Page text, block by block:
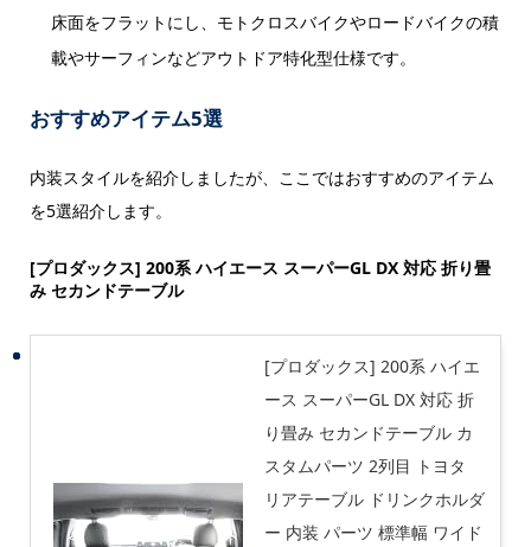
床面をフラットにし、モトクロスバイクやロードバイクの積
載やサーフィンなどアウトドア特化型仕様です。
おすすめアイテム5選
内装スタイルを紹介しましたが、ここではおすすめのアイテム
を5選紹介します。
[プロダックス] 200系 ハイエース スーパーGL DX 対応 折り畳
み セカンドテーブル
[プロダックス] 200系 ハイエ
ース スーパーGL DX 対応 折
り畳み セカンドテーブル カ
スタムパーツ 2列目 トヨタ
リアテーブル ドリンクホルダ
ー 内装 パーツ 標準幅 ワイド